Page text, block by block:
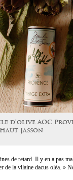
d’olive AOC
Jasson
de retard. Il y en a pas
de la vilaine dacus oléa. »